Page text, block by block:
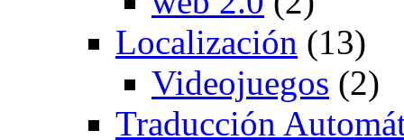
Localización (13)
Videojuegos (2)
Traducción